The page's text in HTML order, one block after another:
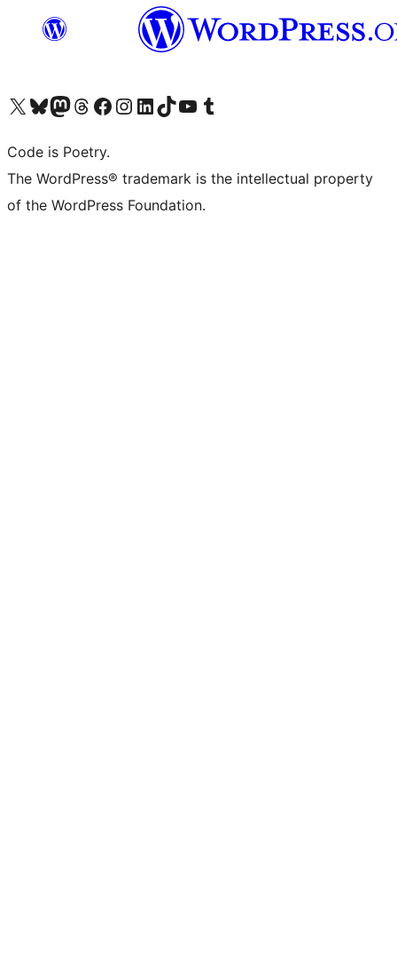
Visita il nostro account X (ex Twitter)
Visita il nostro account Bluesky
Visita il nostro account Mastodon
Visita il nostro account Threads
Visita la nostra pagina Facebook
Visita il nostro account Instagram
Visita il nostro account LinkedIn
Visita il nostro account TikTok
Visita il nostro canale YouTube
Visita il nostro account Tumblr
Code is Poetry.
The WordPress® trademark is the intellectual property
of the WordPress Foundation.